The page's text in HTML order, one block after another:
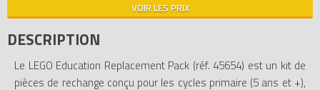
VOIR LES PRIX
DESCRIPTION
Le LEGO Education Replacement Pack (réf. 45654) est un kit de
pièces de rechange conçu pour les cycles primaire (5 ans et +),